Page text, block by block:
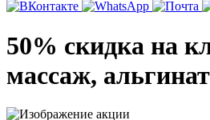
50% скидка на
массаж,